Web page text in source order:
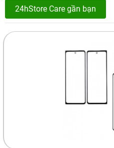
24hStore Care gần bạn